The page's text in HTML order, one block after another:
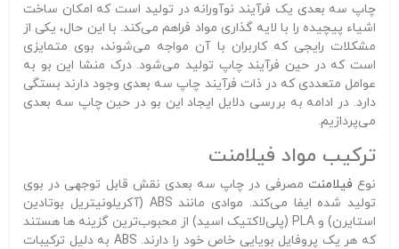
چاپ سه‌ بعدی یک فرآیند نوآورانه در تولید است که امکان ساخت
اشیاء پیچیده را با لایه‌ گذاری مواد فراهم می‌کند. با این حال، یکی از
مشکلات رایجی که کاربران با آن مواجه می‌شوند، بوی متمایزی
است که در حین فرآیند چاپ تولید می‌شود. درک منشا این بو به
عوامل متعددی که در ذات فرآیند چاپ سه‌ بعدی وجود دارند بستگی
دارد. در ادامه به بررسی دلایل ایجاد این بو در حین چاپ سه‌ بعدی
می‌پردازیم.
ترکیب مواد فیلامنت
نوع فیلامنت مصرفی در چاپ سه‌ بعدی نقش قابل توجهی در بوی
تولید شده ایفا می‌کند. موادی مانند ABS (آکریلونیتریل بوتادین
استایرن) و PLA (پلی‌لاکتیک اسید) از محبوب‌ترین گزینه‌ ها هستند
که هر یک پروفایل بویایی خاص خود را دارند. ABS به دلیل ترکیبات